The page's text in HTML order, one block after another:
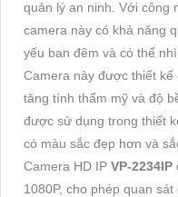
quản lý an ninh. Với công
camera này có khả năng
yếu ban đêm và có thể
Camera này được thiết kế
tăng tính thẩm mỹ và độ
được sử dụng trong thiết
có màu sắc đẹp hơn và
Camera HD IP VP-2234IP
1080P, cho phép quan